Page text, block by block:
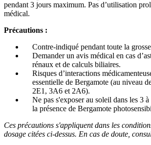
pendant 3 jours maximum. Pas d’utilisation
médical.
Précautions :
Contre-indiqué pendant toute la
Demander un avis médical en cas
rénaux et de calculs biliaires.
Risques d’interactions
essentielle de Bergamote (au niveau
2E1, 3A6 et 2A6).
Ne pas s'exposer au soleil dans les 3 à
la présence de Bergamote
Ces précautions s'appliquent dans les
dosage citées ci-dessus. En cas de doute,